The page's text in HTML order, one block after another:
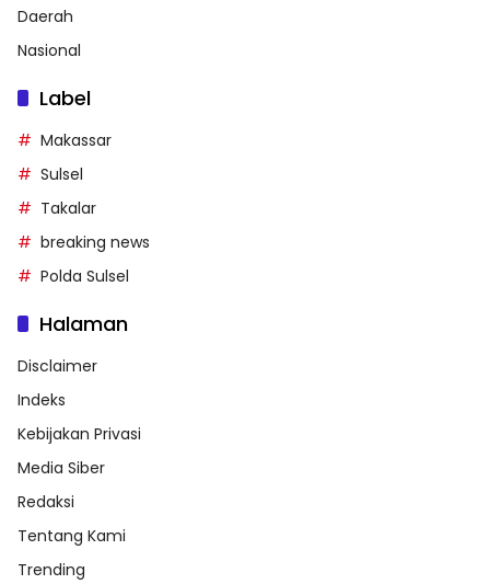
Daerah
Nasional
Label
Makassar
Sulsel
Takalar
breaking news
Polda Sulsel
Halaman
Disclaimer
Indeks
Kebijakan Privasi
Media Siber
Redaksi
Tentang Kami
Trending